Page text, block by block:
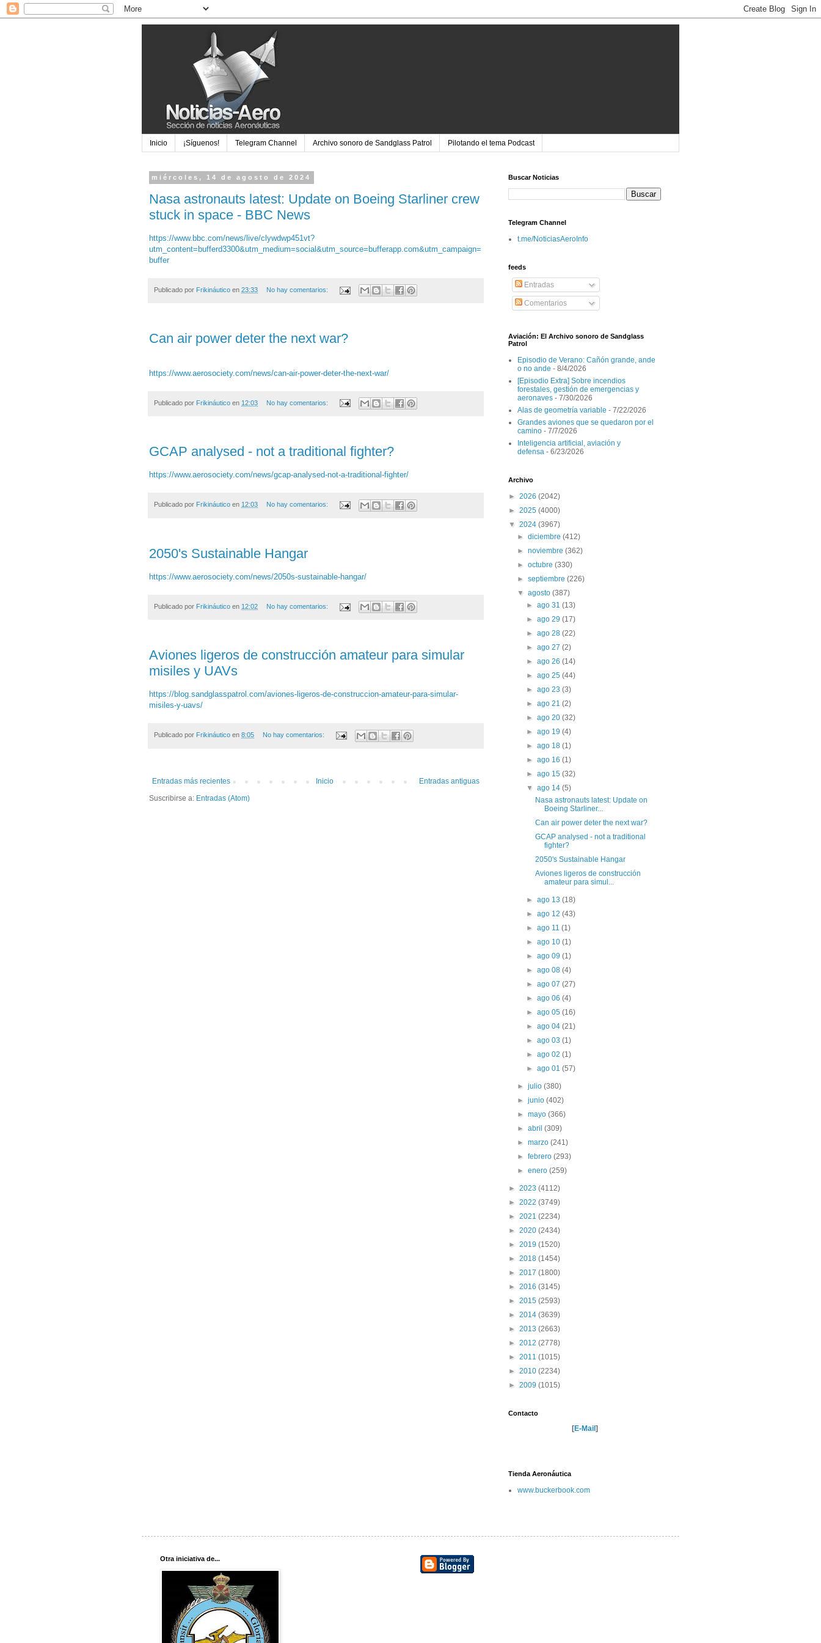
Inicio ¡Síguenos! Telegram Channel Archivo sonoro de Sandglass Patrol Pilotando el tema Podcast
miércoles, 14 de agosto de 2024
Nasa astronauts latest: Update on Boeing Starliner crew
stuck in space - BBC News
https://www.bbc.com/news/live/clywdwp451vt?
utm_content=bufferd3300&utm_medium=social&utm_source=bufferapp.com&utm_campaign=
buffer
Publicado por Frikináutico en 23:33 No hay comentarios:
Can air power deter the next war?
https://www.aerosociety.com/news/can-air-power-deter-the-next-war/
Publicado por Frikináutico en 12:03 No hay comentarios:
GCAP analysed - not a traditional fighter?
https://www.aerosociety.com/news/gcap-analysed-not-a-traditional-fighter/
Publicado por Frikináutico en 12:03 No hay comentarios:
2050's Sustainable Hangar
https://www.aerosociety.com/news/2050s-sustainable-hangar/
Publicado por Frikináutico en 12:02 No hay comentarios:
Aviones ligeros de construcción amateur para simular
misiles y UAVs
https://blog.sandglasspatrol.com/aviones-ligeros-de-construccion-amateur-para-simular-
misiles-y-uavs/
Publicado por Frikináutico en 8:05 No hay comentarios:
Entradas más recientes Entradas antiguas
Inicio
Suscribirse a: Entradas (Atom)
Buscar Noticias
Telegram Channel
t.me/NoticiasAeroInfo
feeds
Entradas
Comentarios
Aviación: El Archivo sonoro de Sandglass
Patrol
Episodio de Verano: Cañón grande, ande
o no ande - 8/4/2026
[Episodio Extra] Sobre incendios
forestales, gestión de emergencias y
aeronaves - 7/30/2026
Alas de geometría variable - 7/22/2026
Grandes aviones que se quedaron por el
camino - 7/7/2026
Inteligencia artificial, aviación y
defensa - 6/23/2026
Archivo
► 2026 (2042)
► 2025 (4000)
▼ 2024 (3967)
►diciembre(412)
►noviembre(362)
►octubre(330)
►septiembre(226)
▼agosto(387)
► ago 31 (13)
► ago 29 (17)
► ago 28 (22)
► ago 27 (2)
► ago 26 (14)
► ago 25 (44)
► ago 23 (3)
► ago 21 (2)
► ago 20 (32)
► ago 19 (4)
► ago 18 (1)
► ago 16 (1)
► ago 15 (32)
▼ ago 14 (5)
Nasa astronauts latest: Update on
Boeing Starliner...
Can air power deter the next war?
GCAP analysed - not a traditional
fighter?
2050's Sustainable Hangar
Aviones ligeros de construcción
amateur para simul...
► ago 13 (18)
► ago 12 (43)
► ago 11 (1)
► ago 10 (1)
► ago 09 (1)
► ago 08 (4)
► ago 07 (27)
► ago 06 (4)
► ago 05 (16)
► ago 04 (21)
► ago 03 (1)
► ago 02 (1)
► ago 01 (57)
►julio(380)
►junio(402)
►mayo(366)
►abril(309)
►marzo(241)
►febrero(293)
►enero(259)
► 2023 (4112)
► 2022 (3749)
► 2021 (2234)
► 2020 (2434)
► 2019 (1520)
► 2018 (1454)
► 2017 (1800)
► 2016 (3145)
► 2015 (2593)
► 2014 (3639)
► 2013 (2663)
► 2012 (2778)
► 2011 (1015)
► 2010 (2234)
► 2009 (1015)
Contacto
[E-Mail ]
Tienda Aeronáutica
www.buckerbook.com
Otra iniciativa de...